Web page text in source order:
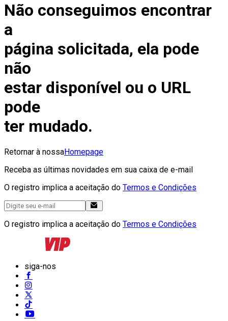
Não conseguimos encontrar
a
página solicitada, ela pode
não
estar disponível ou o URL
pode
ter mudado.
Retornar à nossaHomepage
Receba as últimas novidades em sua caixa de e-mail
O registro implica a aceitação do Termos e Condições
O registro implica a aceitação do Termos e Condições
siga-nos